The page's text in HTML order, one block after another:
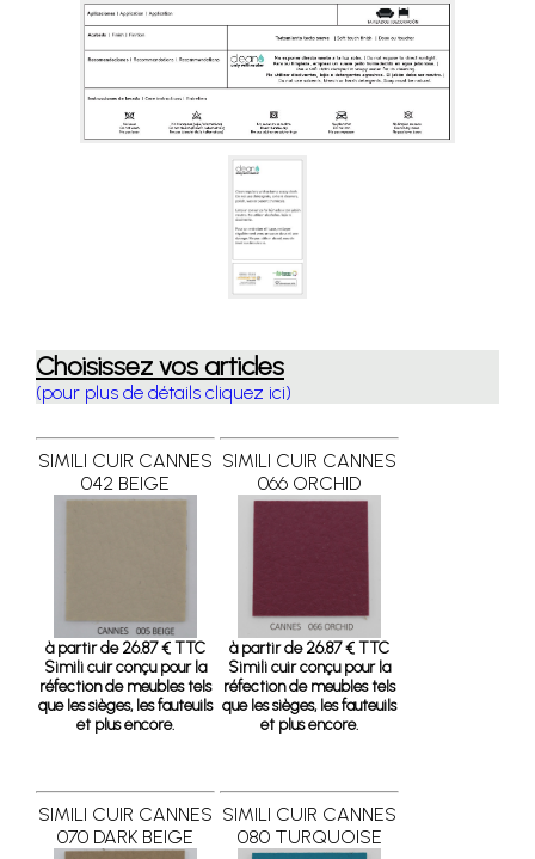
Choisissez vos articles
(pour plus de détails cliquez ici)
SIMILI CUIR CANNES
042 BEIGE
à partir de 26.87 € TTC
Simili cuir conçu pour la
réfection de meubles tels
que les sièges, les fauteuils
et plus encore.
SIMILI CUIR CANNES
066 ORCHID
à partir de 26.87 € TTC
Simili cuir conçu pour la
réfection de meubles tels
que les sièges, les fauteuils
et plus encore.
SIMILI CUIR CANNES
070 DARK BEIGE
SIMILI CUIR CANNES
080 TURQUOISE